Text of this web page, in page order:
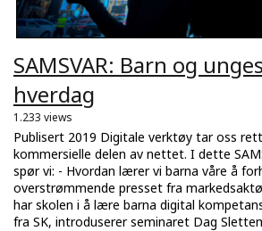
SAMSVAR: Barn og
hverdag
1.233 views
Publisert 2019 Digitale verktøy tar oss
kommersielle delen av nettet. I dette
spør vi: - Hvordan lærer vi barna våre å
overstrømmende presset fra
har skolen i å lære barna digital
fra SK, introduserer seminaret Dag